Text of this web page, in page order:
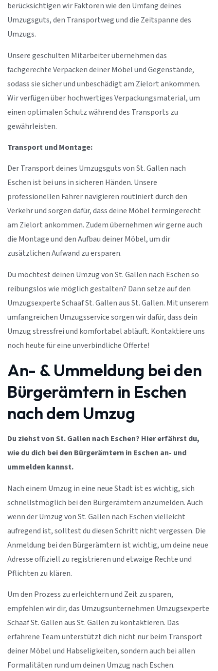
berücksichtigen wir Faktoren wie den Umfang deines
Umzugsguts, den Transportweg und die Zeitspanne des
Umzugs.
Unsere geschulten Mitarbeiter übernehmen das
fachgerechte Verpacken deiner Möbel und Gegenstände,
sodass sie sicher und unbeschädigt am Zielort ankommen.
Wir verfügen über hochwertiges Verpackungsmaterial, um
einen optimalen Schutz während des Transports zu
gewährleisten.
Transport und Montage:
Der Transport deines Umzugsguts von St. Gallen nach
Eschen ist bei uns in sicheren Händen. Unsere
professionellen Fahrer navigieren routiniert durch den
Verkehr und sorgen dafür, dass deine Möbel termingerecht
am Zielort ankommen. Zudem übernehmen wir gerne auch
die Montage und den Aufbau deiner Möbel, um dir
zusätzlichen Aufwand zu ersparen.
Du möchtest deinen Umzug von St. Gallen nach Eschen so
reibungslos wie möglich gestalten? Dann setze auf den
Umzugsexperte Schaaf St. Gallen aus St. Gallen. Mit unserem
umfangreichen Umzugsservice sorgen wir dafür, dass dein
Umzug stressfrei und komfortabel abläuft. Kontaktiere uns
noch heute für eine unverbindliche Offerte!
An- & Ummeldung bei den
Bürgerämtern in Eschen
nach dem Umzug
Du ziehst von St. Gallen nach Eschen? Hier erfährst du,
wie du dich bei den Bürgerämtern in Eschen an- und
ummelden kannst.
Nach einem Umzug in eine neue Stadt ist es wichtig, sich
schnellstmöglich bei den Bürgerämtern anzumelden. Auch
wenn der Umzug von St. Gallen nach Eschen vielleicht
aufregend ist, solltest du diesen Schritt nicht vergessen. Die
Anmeldung bei den Bürgerämtern ist wichtig, um deine neue
Adresse offiziell zu registrieren und etwaige Rechte und
Pflichten zu klären.
Um den Prozess zu erleichtern und Zeit zu sparen,
empfehlen wir dir, das Umzugsunternehmen Umzugsexperte
Schaaf St. Gallen aus St. Gallen zu kontaktieren. Das
erfahrene Team unterstützt dich nicht nur beim Transport
deiner Möbel und Habseligkeiten, sondern auch bei allen
Formalitäten rund um deinen Umzug nach Eschen.